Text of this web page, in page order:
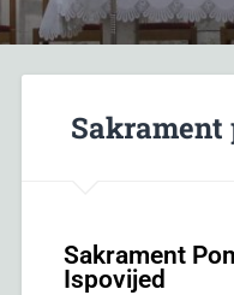
Sakrament
Ispovijed